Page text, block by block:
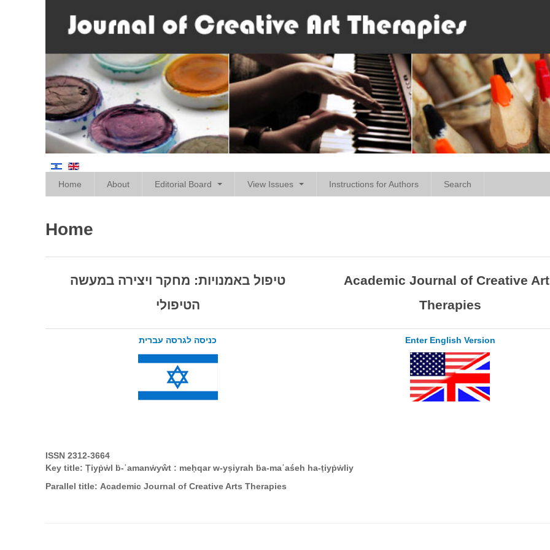
Home About Editorial Board View Issues Instructions for Authors Search
Home
טיפול באמנויות: מחקר ויצירה במעשה
הטיפולי
Academic Journal of Creative
Therapies
כניסה לגרסה עברית Enter English Version
ISSN 2312-3664
Key title: Ṭiyṗẇl ḃ-ʾamanẇyŵt : meḥqar w-yṣiyrah ḃa-maʿaśeh ha-ṭiyṗẇliy
Parallel title: Academic Journal of Creative Arts Therapies